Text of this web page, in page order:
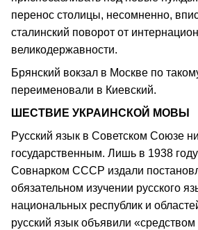
перенос столицы, несомненно,
сталинский поворот от
великодержавности.
Брянский вокзал в Москве по
переименовали в Киевский.
ШЕСТВИЕ УКРАИНСКОЙ МОВЫ
Русский язык в Советском Союзе
государственным. Лишь в 1938
Совнарком СССР издали
обязательном изучении русского
национальных республик и
русский язык объявили